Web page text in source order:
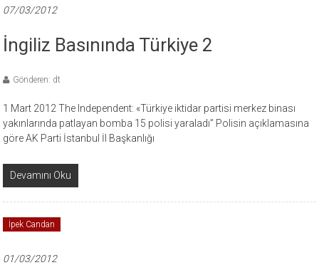
07/03/2012
İngiliz Basınında Türkiye 2
Gönderen: dt
1 Mart 2012 The Independent: «Türkiye iktidar partisi merkez binası
yakınlarında patlayan bomba 15 polisi yaraladı” Polisin açıklamasına
göre AK Parti İstanbul İl Başkanlığı
Devamını Oku
İpek Candan
01/03/2012